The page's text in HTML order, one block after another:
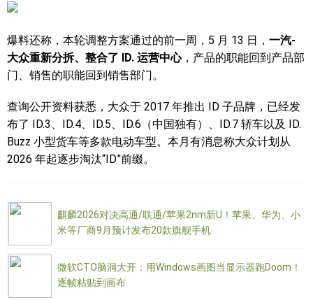
爆料还称，本轮调整方案通过的前一周，5 月 13 日， 一汽-
大众重新分拆、整合了 ID. 运营中心，产品的职能回到产品部
门、销售的职能回到销售部门。
查询公开资料获悉，大众于 2017 年推出 ID 子品牌，已经发
布了 ID.3、ID.4、ID.5、ID.6（中国独有）、ID.7 轿车以及 ID.
Buzz 小型货车等多款电动车型。本月有消息称大众计划从
2026 年起逐步淘汰“ID”前缀。
麒麟2026对决高通/联通/苹果2nm新U！苹果、华为、小
米等厂商9月预计发布20款旗舰手机
微软CTO脑洞大开：用Windows画图当显示器跑Doom！
逐帧粘贴到画布